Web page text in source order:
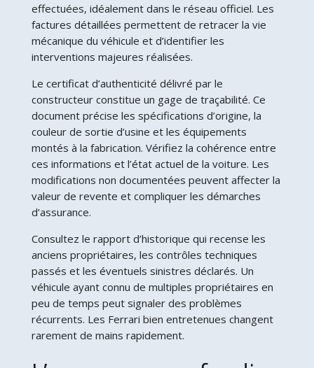
effectuées, idéalement dans le réseau officiel. Les
factures détaillées permettent de retracer la vie
mécanique du véhicule et d’identifier les
interventions majeures réalisées.
Le certificat d’authenticité délivré par le
constructeur constitue un gage de traçabilité. Ce
document précise les spécifications d’origine, la
couleur de sortie d’usine et les équipements
montés à la fabrication. Vérifiez la cohérence entre
ces informations et l’état actuel de la voiture. Les
modifications non documentées peuvent affecter la
valeur de revente et compliquer les démarches
d’assurance.
Consultez le rapport d’historique qui recense les
anciens propriétaires, les contrôles techniques
passés et les éventuels sinistres déclarés. Un
véhicule ayant connu de multiples propriétaires en
peu de temps peut signaler des problèmes
récurrents. Les Ferrari bien entretenues changent
rarement de mains rapidement.